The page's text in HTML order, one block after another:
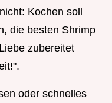
Kochen soll
die besten Shrimp
zubereitet
oder schnelles